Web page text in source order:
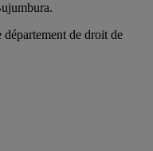
de droit de